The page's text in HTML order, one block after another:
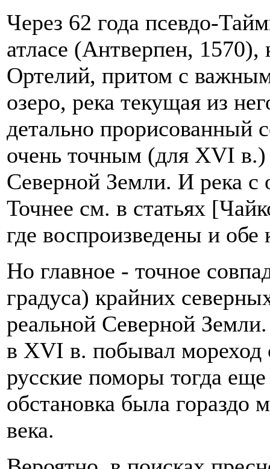
Через 62 года псевдо-
атласе (Антверпен,
Ортелий, притом с
озеро, река текущая из
детально прорисованный
очень точным (для XVI в.)
Северной Земли. И река с
Точнее см. в статьях
где воспроизведены и
Но главное - точное
градуса) крайних
реальной Северной
в XVI в. побывал
русские поморы тогда
обстановка была
века.